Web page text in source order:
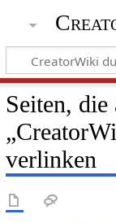
Seiten, die
verlinken